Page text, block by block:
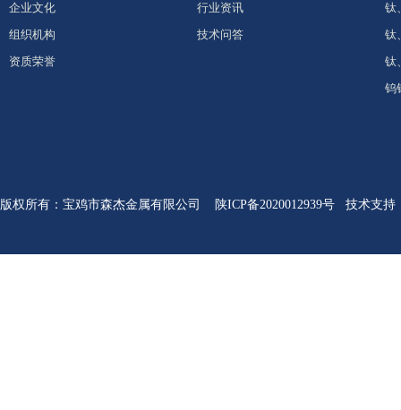
企业文化
组织机构
资质荣誉
行业资讯
技术问答
钛
钛
钛
钨
版权所有 ： 宝鸡市森杰金属有限公司 陕ICP备2020012939号 技术支持